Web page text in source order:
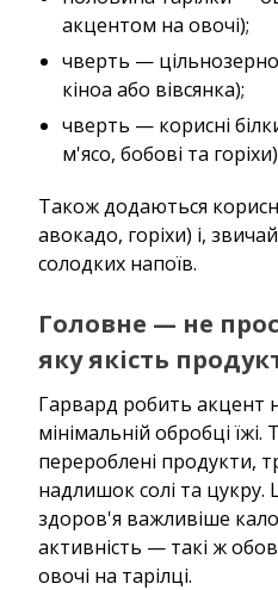
акцентом на овочі);
чверть —
кіноа або вівсянка);
чверть — корисні
м'ясо, бобові та
Також додаються
авокадо, горіхи) і,
солодких напоїв.
Головне — не
яку якість
Гарвард робить акцент
мінімальній обробці їжі.
перероблені продукти,
надлишок солі та цукру.
здоров'я важливіше
активність — такі ж
овочі на тарілці.